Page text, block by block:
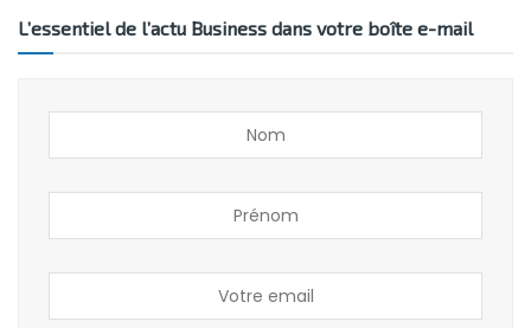
L’essentiel de l’actu Business dans votre boîte e-mail